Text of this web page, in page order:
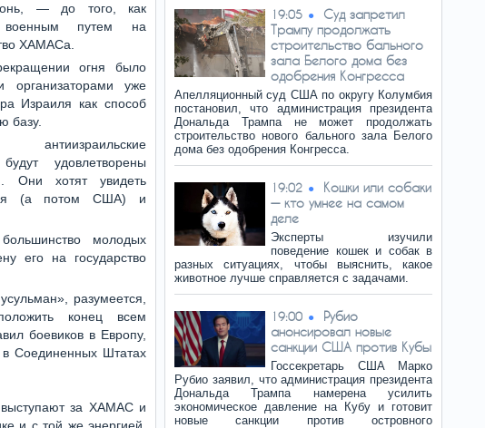
— до того, как
военным путем на
ХАМАСа.
огня было
организаторами уже
Израиля как способ
базу.
удовлетворены
Они хотят увидеть
(а потом США) и
молодых
его на государство
разумеется,
конец всем
боевиков в Европу,
в Соединенных Штатах
выступают за ХАМАС и
19:05
Суд запретил
Трампу продолжать
строительство бального
зала Белого дома без
одобрения Конгресса
Апелляционный суд США по округу Колумбия
постановил, что администрация президента
Дональда Трампа не может продолжать
строительство нового бального зала Белого
дома без одобрения Конгресса.
19:02
Кошки или собаки
— кто умнее на самом
деле
Эксперты изучили
поведение кошек и собак в
разных ситуациях, чтобы выяснить, какое
животное лучше справляется с задачами.
19:00
Рубио
анонсировал новые
санкции США против Кубы
Госсекретарь США Марко
Рубио заявил, что администрация президента
Дональда Трампа намерена усилить
экономическое давление на Кубу и готовит
новые санкции против островного